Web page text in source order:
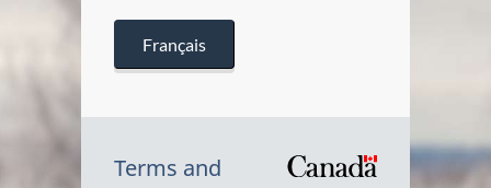
Français
Terms and